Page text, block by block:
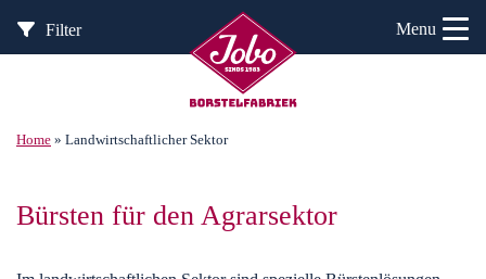
Filter Menu
Home » Landwirtschaftlicher Sektor
Bürsten für den Agrarsektor